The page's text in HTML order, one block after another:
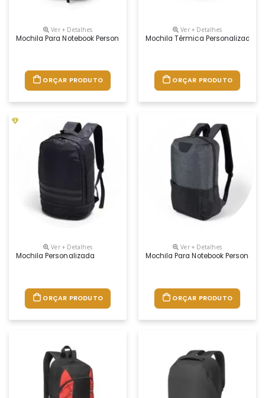
Ver + Detalhes
Mochila Para Notebook Personalizada
ORÇAR PRODUTO
Ver + Detalhes
Mochila Térmica Personalizada
ORÇAR PRODUTO
Ver + Detalhes
Mochila Personalizada
ORÇAR PRODUTO
Ver + Detalhes
Mochila Para Notebook
ORÇAR PRODUTO